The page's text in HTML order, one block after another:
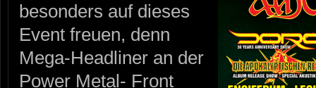
besonders auf dieses
Event freuen, denn
Mega-Headliner an der
Power Metal- Front